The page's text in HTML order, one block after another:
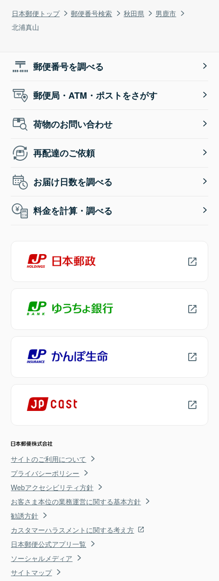
日本郵便トップ 郵便番号検索 秋田県
男鹿市
北浦真山
郵便番号を調べる
郵便局・ATM・ポストをさがす
荷物のお問い合わせ
再配達のご依頼
お届け日数を調べる
料金を計算・調べる
サイトのご利用について
プライバシーポリシー
Webアクセシビリティ方針
お客さま本位の業務運営に関する基本方針
勧誘方針
カスタマーハラスメントに関する考え方
日本郵便公式アプリ一覧
ソーシャルメディア
サイトマップ